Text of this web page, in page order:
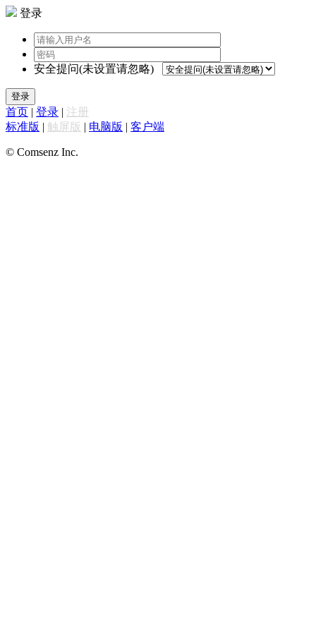
登录
安全提问(未设置请忽略)
登录
首页 | 登录 | 注册
标准版 | 触屏版 | 电脑版 | 客户端
© Comsenz Inc.